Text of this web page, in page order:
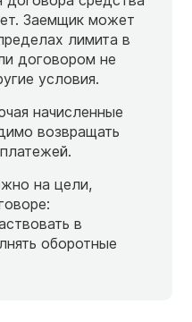
Заемщик может
лимита в
договором не
условия.
начисленные
возвращать
на цели,
в
оборотные